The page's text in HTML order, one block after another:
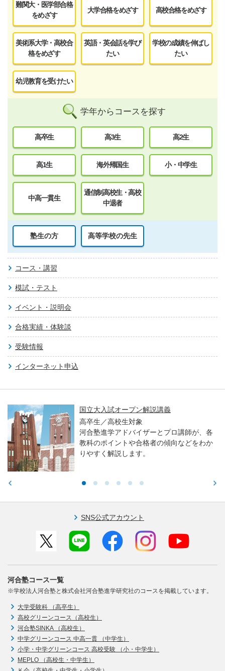
難関大・医学部合格
をめざす
大学合格をめざす 高校合格をめざす
美術系大学・高校合
格をめざす
英語・英会話を学び
たい
学校の成績を伸ばし
たい
幼児教育を受けたい
学年からコースを探す
高卒生 高3生 高2生
高1生 海外帰国生 小・中学生
中高一貫生
通信制高校生・高校
中退者
塾生の方 高等学校の先生
コース・講習
模試・テスト
イベント・説明会
合格実績・体験談
受験情報
インターネット申込
国立大入試オープン解説講義
高卒生／高校生対象
河合塾進学アドバイザーとプロ講師が、各
教科のポイントや合格者の傾向などをわか
りやすく解説します。
SNS公式アカウント
河合塾コース一覧
※学校法人河合塾と株式会社河合塾進学研究社のコースを掲載しています。
大学受験科 （高卒生）
高校グリーンコース（高校生）
河合塾SINKA （高校生）
中学グリーンコース 中高一貫 （中学生）
小学・中学グリーンコース 高校受験 （小・中学生）
MEPLO （高校生・中学生）